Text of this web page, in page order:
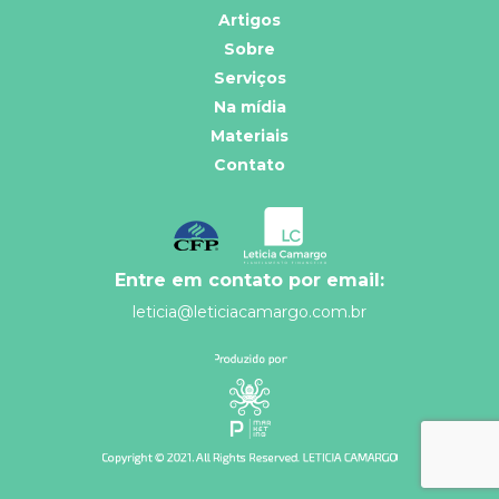
Artigos
Sobre
Serviços
Na mídia
Materiais
Contato
Entre em contato por email:
leticia@leticiacamargo.com.br